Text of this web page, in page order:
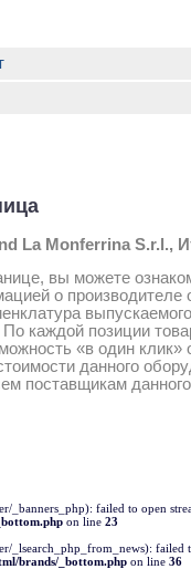
La Monferrina S.r.l.,
вы можете
о производителе
По каждой позиции
«в один клик»
данного
поставщикам
_banners_php): failed to open
on line 23
_lsearch_php_from_news): failed
brands/_bottom.php on line 36